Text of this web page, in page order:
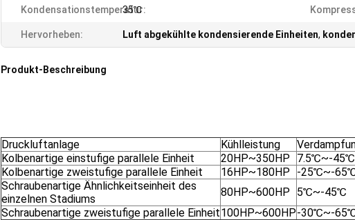
Kondensationstemperatur:
35℃
Hervorheben: Luft abgekühlte kondensierende Einheiten,
Produkt-Beschreibung
Druckluftanlage Kühlleistung
Kolbenartige einstufige parallele Einheit
20HP~350HP 7.5℃~-45℃
Kolbenartige zweistufige parallele Einheit
16HP~180HP -25℃~-
Schraubenartige Ähnlichkeitseinheit des
einzelnen Stadiums
80HP~600HP 5℃~-45℃
Schraubenartige zweistufige parallele Einheit100HP~600HP-30℃~-